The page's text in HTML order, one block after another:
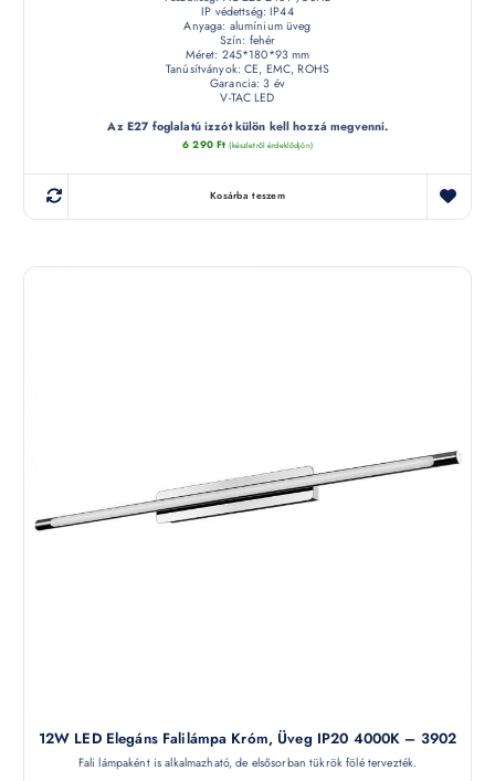
IP védettség: IP44
Anyaga: alumínium üveg
Szín: fehér
Méret: 245*180*93 mm
Tanúsítványok: CE, EMC, ROHS
Garancia: 3 év
V-TAC LED
Az E27 foglalatú izzót külön kell hozzá megvenni.
6 290 Ft (készletről érdeklődjön)
Kosárba teszem
12W LED Elegáns Falilámpa Króm, Üveg IP20 4000K – 3902
Fali lámpaként is alkalmazható, de elsősorban tükrök fölé tervezték.